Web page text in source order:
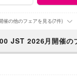
催の他のフェアを見る(7件)
JST 2026月開催の